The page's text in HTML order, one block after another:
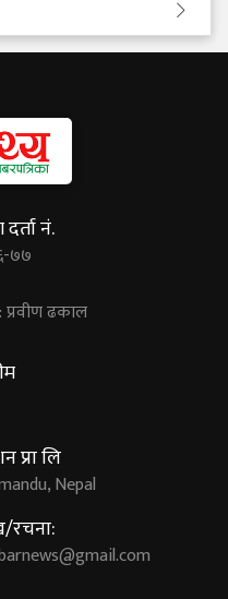
नं.
७७
: प्रवीण ढकाल
प्रा लि
Nepal
रचना: